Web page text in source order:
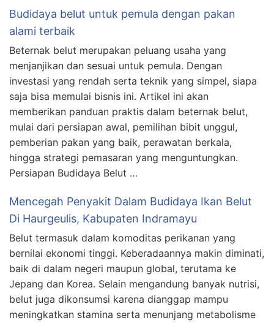
Budidaya belut untuk pemula dengan pakan
alami terbaik
Beternak belut merupakan peluang usaha yang
menjanjikan dan sesuai untuk pemula. Dengan
investasi yang rendah serta teknik yang simpel, siapa
saja bisa memulai bisnis ini. Artikel ini akan
memberikan panduan praktis dalam beternak belut,
mulai dari persiapan awal, pemilihan bibit unggul,
pemberian pakan yang baik, perawatan berkala,
hingga strategi pemasaran yang menguntungkan.
Persiapan Budidaya Belut …
Mencegah Penyakit Dalam Budidaya Ikan Belut
Di Haurgeulis, Kabupaten Indramayu
Belut termasuk dalam komoditas perikanan yang
bernilai ekonomi tinggi. Keberadaannya makin diminati,
baik di dalam negeri maupun global, terutama ke
Jepang dan Korea. Selain mengandung banyak nutrisi,
belut juga dikonsumsi karena dianggap mampu
meningkatkan stamina serta menunjang metabolisme